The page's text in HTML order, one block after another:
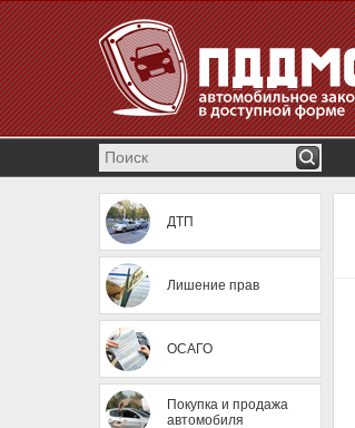
ДТП
Лишение прав
ОСАГО
Покупка и продажа
автомобиля